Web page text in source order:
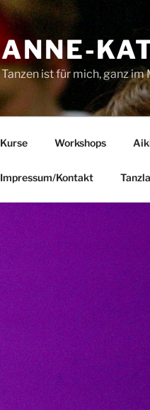
ANNE-
Tanzen ist für mich, ganz im
Kurse Workshops
Impressum/Kontakt